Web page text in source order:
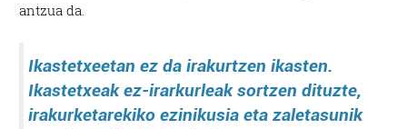
antzua da.
Ikastetxeetan ez da irakurtzen ikasten.
Ikastetxeak ez-irarkurleak sortzen dituzte,
irakurketarekiko ezinikusia eta zaletasunik